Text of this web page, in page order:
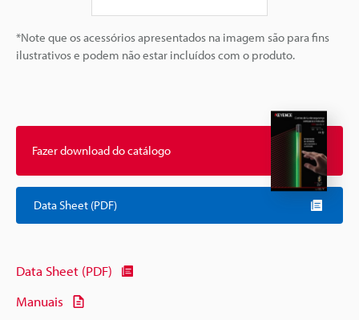
*Note que os acessórios apresentados na imagem são para fins
ilustrativos e podem não estar incluídos com o produto.
Fazer download do catálogo
Data Sheet (PDF)
Data Sheet (PDF)
Manuais